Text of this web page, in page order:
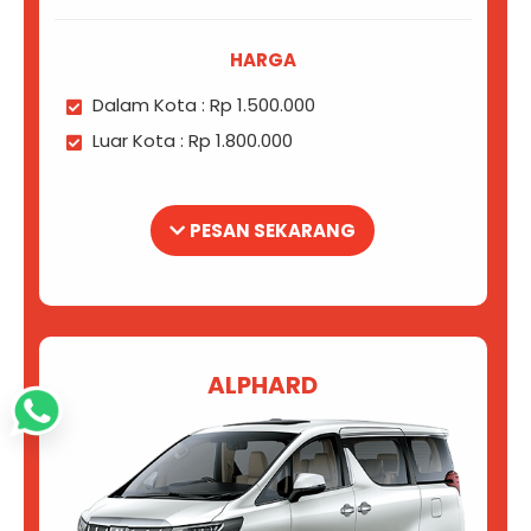
HARGA
Dalam Kota : Rp 1.500.000
Luar Kota : Rp 1.800.000
PESAN SEKARANG
ALPHARD